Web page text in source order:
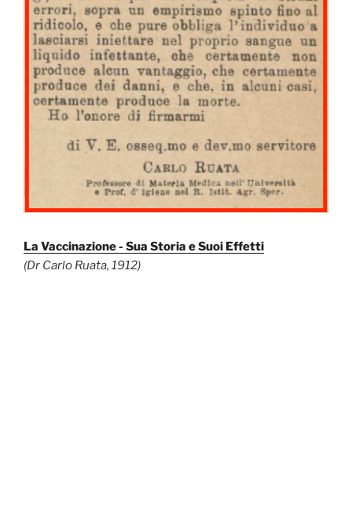
La Vaccinazione - Sua Storia e Suoi Effetti
(Dr Carlo Ruata, 1912)